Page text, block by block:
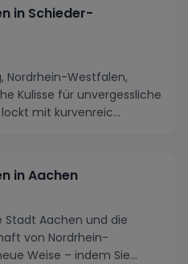
in Schieder-
Nordrhein-Westfalen,
Kulisse für unvergessliche
lockt mit kurvenreic...
in Aachen
Stadt Aachen und die
von Nordrhein-
Weise – indem Sie